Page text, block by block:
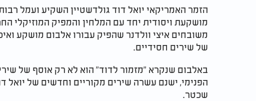
הזמר האמריקאי יואל דוד גולדשטיין השקיע ועמל
מושקעת ויסודית יחד עם המלחין והמפיק המוזיקלי
משובחים איצי וולדנר שהפיק עבורו אלבום מושקע
של שירים חסידיים.
באלבום שנקרא "מזמור לדוד" הוא לא רק אוסף של
הפנימי, ישנם עשרה שירים מקוריים וחדשים של יואל
שכטר.